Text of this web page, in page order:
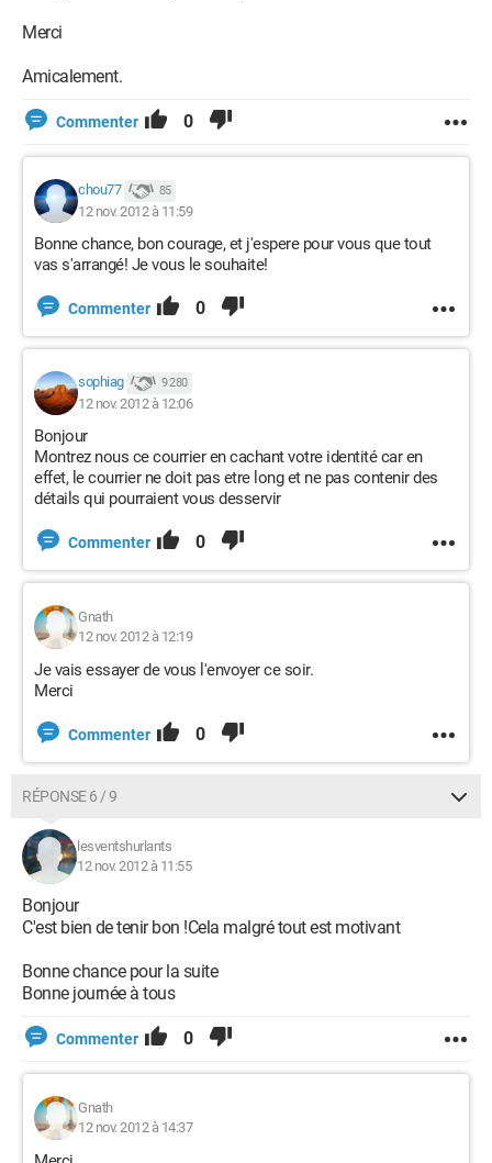
Merci
Amicalement.
Commenter 0
chou77 85
12 nov. 2012 à 11:59
Bonne chance, bon courage, et j'espere pour vous que tout
vas s'arrangé! Je vous le souhaite!
Commenter 0
sophiag 9 280
12 nov. 2012 à 12:06
Bonjour
Montrez nous ce courrier en cachant votre identité car en
effet, le courrier ne doit pas etre long et ne pas contenir des
détails qui pourraient vous desservir
Commenter 0
Gnath
12 nov. 2012 à 12:19
Je vais essayer de vous l'envoyer ce soir.
Merci
Commenter 0
RÉPONSE 6 / 9
lesventshurlants
12 nov. 2012 à 11:55
Bonjour
C'est bien de tenir bon !Cela malgré tout est motivant
Bonne chance pour la suite
Bonne journée à tous
Commenter 0
Gnath
12 nov. 2012 à 14:37